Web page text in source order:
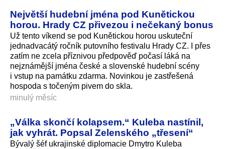
Největší hudební jména pod Kunětickou
horou. Hrady CZ přivezou i nečekaný bonus
Už tento víkend se pod Kunětickou horou uskuteční
jednadvacátý ročník putovního festivalu Hrady CZ. I přes
zatím ne zcela příznivou předpověď počasí láká na
nejznámější jména české a slovenské hudební scény
i vstup na památku zdarma. Novinkou je zastřešená
hospoda s točeným pivem do skla.
minulý měsíc
„Válka skončí kolapsem.“ Kuleba nastínil,
jak vyhrát. Popsal Zelenského „třesení“
Bývalý šéf ukrajinské diplomacie Dmytro Kuleba